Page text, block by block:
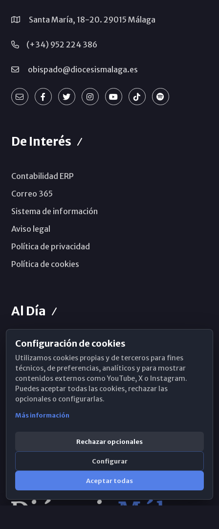
Santa María, 18-20. 29015 Málaga
(+34) 952 224 386
obispado@diocesismalaga.es
De Interés
Contabilidad ERP
Correo 365
Sistema de información
Aviso legal
Política de privacidad
Política de cookies
Al Día
Horarios de Misa
Hemeroteca
WhatsApp
Configuración de cookies
Utilizamos cookies propias y de terceros para fines
técnicos, de preferencias, analíticos y para mostrar
contenidos externos como YouTube, X o Instagram.
Puedes aceptar todas las cookies, rechazar las
opcionales o configurarlas.
Más información
Rechazar opcionales
Configurar
Aceptar todas